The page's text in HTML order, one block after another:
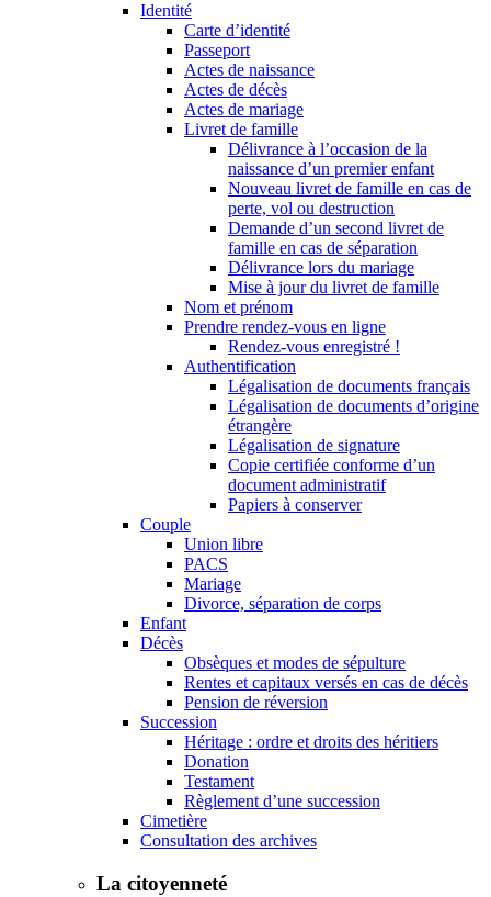
Identité
Carte d’identité
Passeport
Actes de naissance
Actes de décès
Actes de mariage
Livret de famille
Délivrance à l’occasion de la
naissance d’un premier enfant
Nouveau livret de famille en cas de
perte, vol ou destruction
Demande d’un second livret de
famille en cas de séparation
Délivrance lors du mariage
Mise à jour du livret de famille
Nom et prénom
Prendre rendez-vous en ligne
Rendez-vous enregistré !
Authentification
Légalisation de documents français
Légalisation de documents d’origine
étrangère
Légalisation de signature
Copie certifiée conforme d’un
document administratif
Papiers à conserver
Couple
Union libre
PACS
Mariage
Divorce, séparation de corps
Enfant
Décès
Obsèques et modes de sépulture
Rentes et capitaux versés en cas de décès
Pension de réversion
Succession
Héritage : ordre et droits des héritiers
Donation
Testament
Règlement d’une succession
Cimetière
Consultation des archives
La citoyenneté